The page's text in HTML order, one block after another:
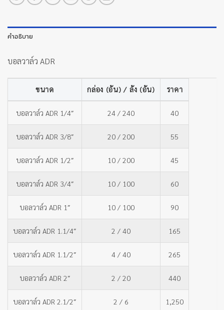
คำอธิบาย
บอลวาล์ว ADR
ขนาด กล่อง (อัน) / ลัง (อัน) ราคา
บอลวาล์ว ADR 1/4″ 24 / 240 40
บอลวาล์ว ADR 3/8″ 20 / 200 55
บอลวาล์ว ADR 1/2″ 10 / 200 45
บอลวาล์ว ADR 3/4″ 10 / 100 60
บอลวาล์ว ADR 1″ 10 / 100 90
บอลวาล์ว ADR 1.1/4″ 2 / 40 165
บอลวาล์ว ADR 1.1/2″ 4 / 40 265
บอลวาล์ว ADR 2″ 2 / 20 440
บอลวาล์ว ADR 2.1/2″ 2 / 6 1,250